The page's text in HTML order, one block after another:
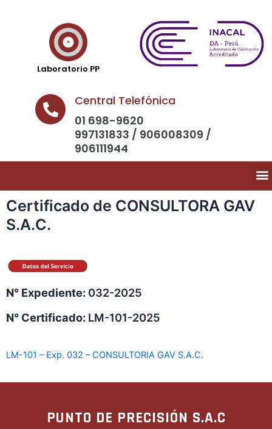
Laboratorio PP
Central Telefónica
01 698-9620
997131833 / 906008309 /
906111944
Certificado de CONSULTORA GAV
S.A.C.
N° Expediente: 032-2025
N° Certificado: LM-101-2025
LM-101 – Exp. 032 – CONSULTORIA GAV S.A.C.
PUNTO DE PRECISIÓN S.A.C